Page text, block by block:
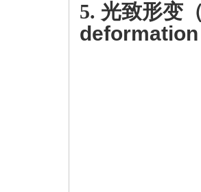
5. 光致形变